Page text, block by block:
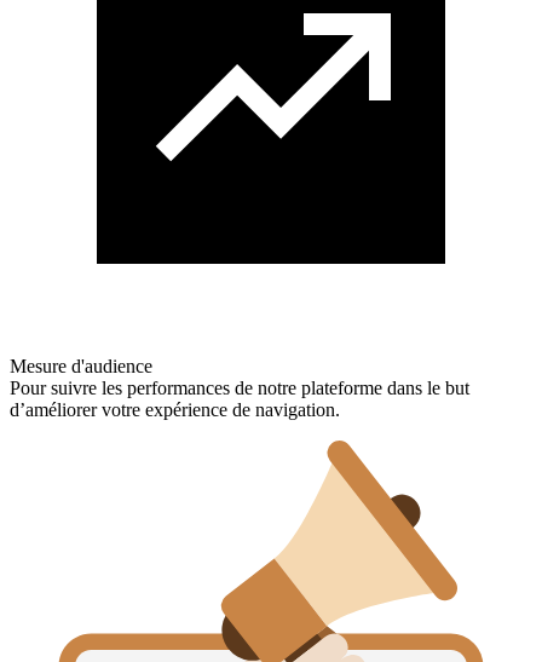
Mesure d'audience
Pour suivre les performances de notre plateforme dans le but
d’améliorer votre expérience de navigation.